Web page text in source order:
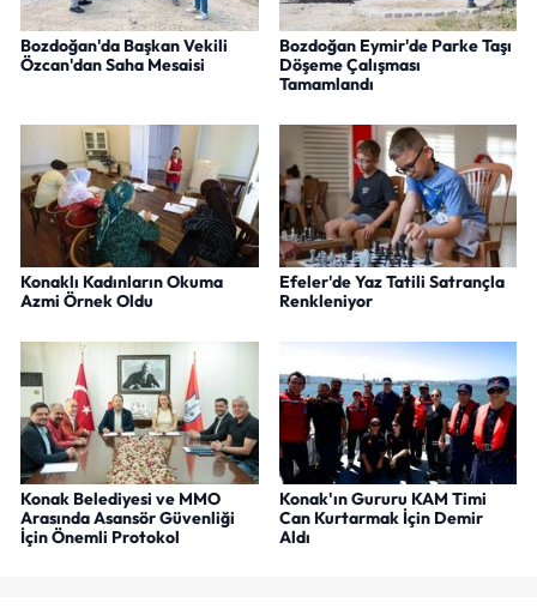
Bozdoğan'da Başkan Vekili
Özcan'dan Saha Mesaisi
Bozdoğan Eymir'de Parke Taşı
Döşeme Çalışması
Tamamlandı
Konaklı Kadınların Okuma
Azmi Örnek Oldu
Efeler'de Yaz Tatili Satrançla
Renkleniyor
Konak Belediyesi ve MMO
Arasında Asansör Güvenliği
İçin Önemli Protokol
Konak'ın Gururu KAM Timi
Can Kurtarmak İçin Demir
Aldı